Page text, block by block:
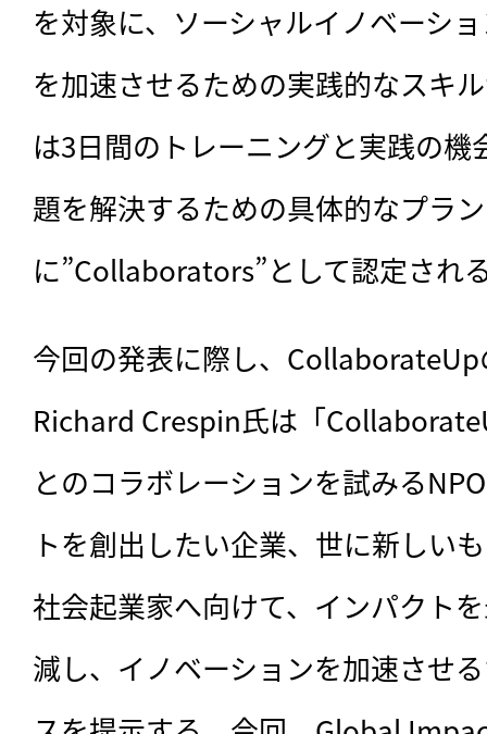
を対象に、ソーシャルイノベーシ
を加速させるための実践的なスキ
は3日間のトレーニングと実践の
題を解決するための具体的なプラ
に”Collaborators”として認定され
今回の発表に際し、CollaborateUp
Richard Crespin氏は「
とのコラボレーションを試みる
トを創出したい企業、世に新しい
社会起業家へ向けて、インパクト
減し、イノベーションを加速させ